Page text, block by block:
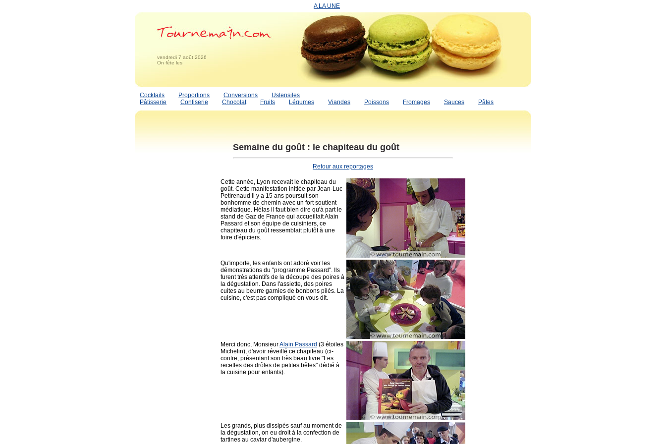
A LA UNE
vendredi 7 août 2026
On fête les
Cocktails Proportions Conversions
Ustensiles
Pâtisserie
Confiserie Chocolat Fruits Légumes Viandes Poissons Fromages Sauces Pâtes
Semaine du goût : le chapiteau du goût
Retour aux reportages
Cette année, Lyon recevait le chapiteau du
goût. Cette manifestation initiée par Jean-Luc
Petirenaud il y a 15 ans poursuit son
bonhomme de chemin avec un fort soutient
médiatique. Hélas il faut bien dire qu'à part le
stand de Gaz de France qui accueillait Alain
Passard et son équipe de cuisiniers, ce
chapiteau du goût ressemblait plutôt à une
foire d'épiciers.
Qu'importe, les enfants ont adoré voir les
démonstrations du "programme Passard". Ils
furent très attentifs de la découpe des poires à
la dégustation. Dans l'assiette, des poires
cuites au beurre garnies de bonbons pilés. La
cuisine, c'est pas compliqué on vous dit.
Merci donc, MonsieurAlain Passard (3 étoiles
Michelin), d'avoir réveillé ce chapiteau (ci-
contre, présentant son très beau livre "Les
recettes des drôles de petites bêtes" dédié à
la cuisine pour enfants).
Les grands, plus dissipés sauf au moment de
la dégustation, on eu droit à la confection de
tartines au caviar d'aubergine.